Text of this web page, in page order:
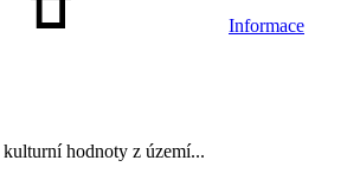
Informace
hodnoty z území...